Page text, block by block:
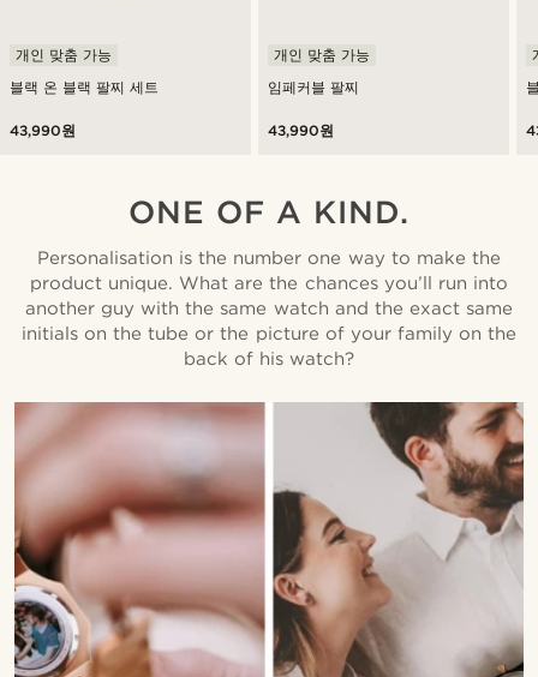
블랙 온 블랙 팔찌 세트
개인 맞춤 가능
43,990원
임페커블 팔찌
개인 맞춤 가능
43,990원
ONE OF A KIND.
Personalisation is the number one way to make the
product unique. What are the chances you’ll run into
another guy with the same watch and the exact same
initials on the tube or the picture of your family on the
back of his watch?